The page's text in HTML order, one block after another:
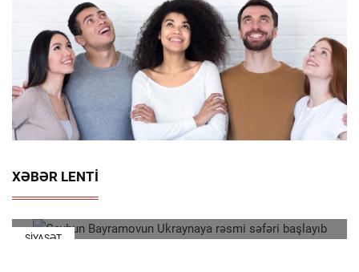
XƏBƏR LENTI
SIYASƏT